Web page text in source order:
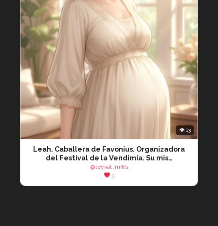
👁 13
Leah. Caballera de Favonius. Organizadora
del Festival de la Vendimia. Su mis…
@teyvat_milfs
3